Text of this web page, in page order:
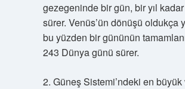
gezegeninde bir gün, bir yıl
sürer. Venüs’ün dönüşü oldukça
bu yüzden bir gününün
243 Dünya günü sürer.
2. Güneş Sistemi’ndeki en